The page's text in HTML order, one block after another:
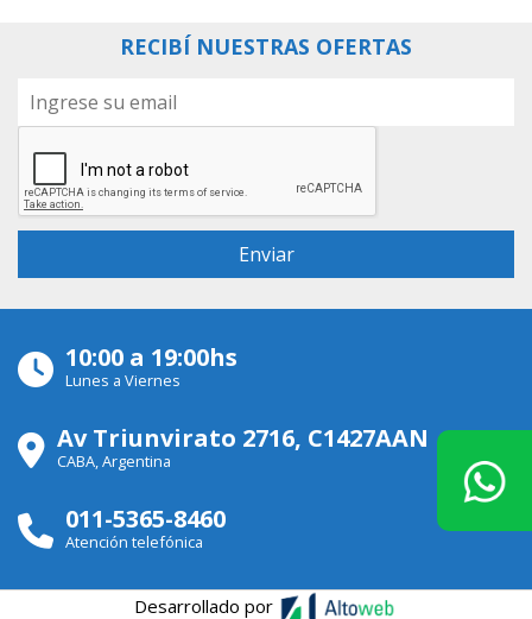
RECIBÍ NUESTRAS OFERTAS
10:00 a 19:00hs
Lunes a Viernes
Av Triunvirato 2716, C1427AAN
CABA, Argentina
011-5365-8460
Atención telefónica
Desarrollado por